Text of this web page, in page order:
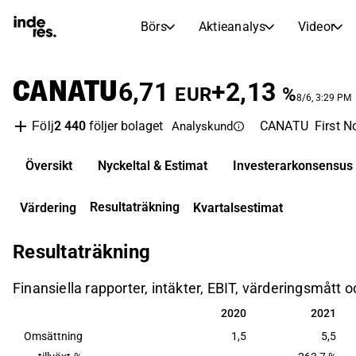
Börs Aktieanalys Videor
Börs
Börskalender
Aktieanalys
Portfölj
inderesTV
Transkriptioner
Aktiejämförelse
Earnings Season
CANATU6,71 EUR+2,13 %8/6, 3:29 PM
Följ2 440 följer bolaget Analyskund CANATU First
Översikt Nyckeltal & Estimat Investerarkonsensus
Värdering Resultaträkning Kvartalsestimat
Resultaträkning
Finansiella rapporter, intäkter, EBIT, värderingsmått
2020 2021
2020 2021
Omsättning
1,5 5,5